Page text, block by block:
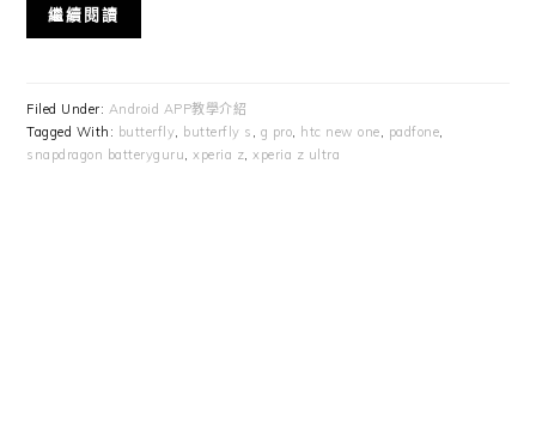
繼續閱讀
Filed Under: Android APP教學介紹
Tagged With: butterfly, butterfly s , g pro, htc new one, padfone,
snapdragon batteryguru,xperia z,xperia z ultra